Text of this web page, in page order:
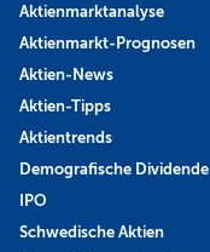
Aktienmarktanalyse
Aktienmarkt-Prognosen
Aktien-News
Aktien-Tipps
Aktientrends
Demografische Dividende
IPO
Schwedische Aktien